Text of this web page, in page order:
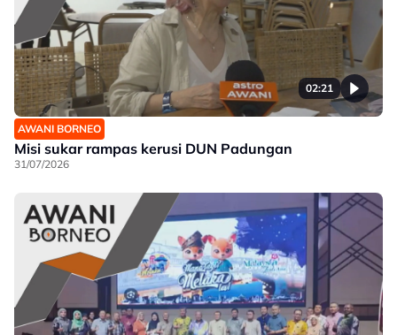
02:21
AWANI BORNEO
Misi sukar rampas kerusi DUN Padungan
31/07/2026